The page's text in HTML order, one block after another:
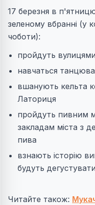
17 березня в
зеленому вбранні (у
чоботи):
пройдуть
навчаться
вшанують кельта
Латориця
пройдуть пивним
закладам міста з
пива
взнають історію
будуть
Читайте також: